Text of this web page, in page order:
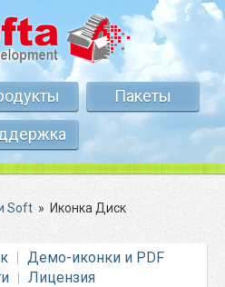
Пакеты
Soft » Иконка Диск
Демо-иконки и PDF
Лицензия